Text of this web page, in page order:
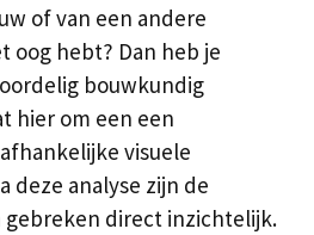
of van een andere
oog hebt? Dan heb je
bouwkundig
hier om een een
visuele
deze analyse zijn de
direct inzichtelijk.